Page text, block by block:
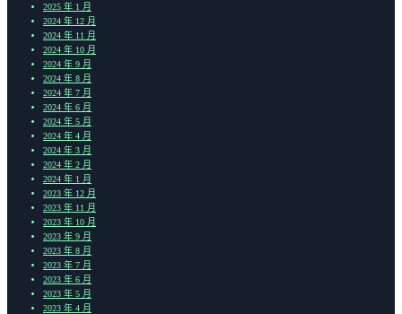
2025 年 1 月
2024 年 12 月
2024 年 11 月
2024 年 10 月
2024 年 9 月
2024 年 8 月
2024 年 7 月
2024 年 6 月
2024 年 5 月
2024 年 4 月
2024 年 3 月
2024 年 2 月
2024 年 1 月
2023 年 12 月
2023 年 11 月
2023 年 10 月
2023 年 9 月
2023 年 8 月
2023 年 7 月
2023 年 6 月
2023 年 5 月
2023 年 4 月